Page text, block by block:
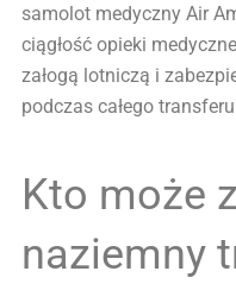
samolot medyczny Air
ciągłość opieki
załogą lotniczą i
podczas całego
Kto może
naziemny